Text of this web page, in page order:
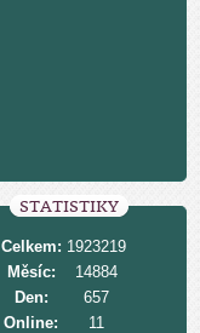
STATISTIKY
Online: 11
Celkem: 1923219
Měsíc:
14884
Den:
657